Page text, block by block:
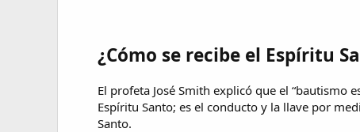
¿Cómo se recibe el Espíritu
El profeta José Smith explicó que el “bautismo
Espíritu Santo; es el conducto y la llave por
Santo.